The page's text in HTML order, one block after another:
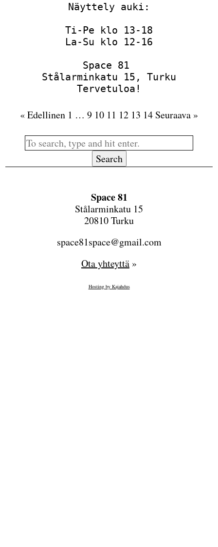
Näyttely auki:
Ti-Pe klo 13-18
La-Su klo 12-16
Space 81
Stålarminkatu 15, Turku
Tervetuloa!
« Edellinen 1 … 9 10 11 12 13 14 Seuraava »
Search
Space 81
Stålarminkatu 15
20810 Turku
space81space@gmail.com
Ota yhteyttä »
Hosting by Kajahdus